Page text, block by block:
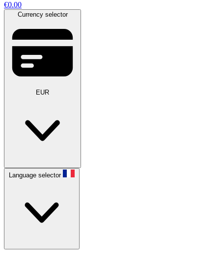
€0.00
Currency selector
EUR
Language selector